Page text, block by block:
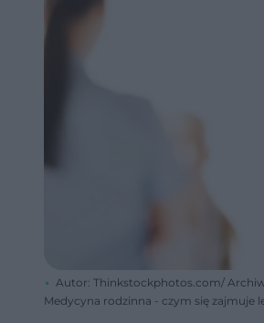
Autor: Thinkstockphotos.com/
Medycyna rodzinna - czym się zajmuje